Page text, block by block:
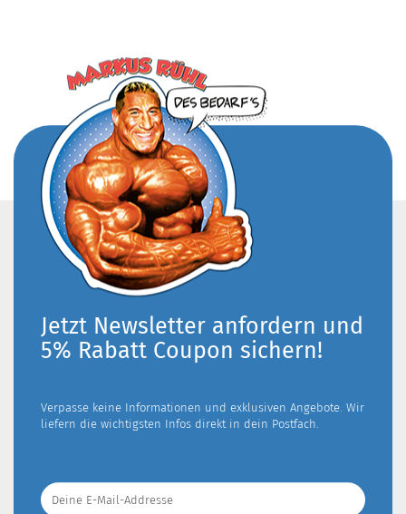
Jetzt Newsletter anfordern und
5% Rabatt Coupon sichern!
Verpasse keine Informationen und exklusiven Angebote. Wir
liefern die wichtigsten Infos direkt in dein Postfach.
Deine
E-